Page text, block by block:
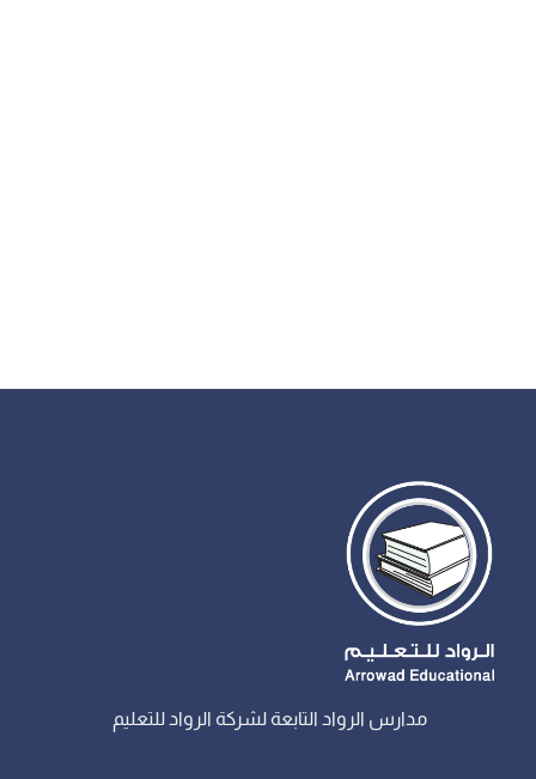
مدارس الرواد التابعة لشركة الرواد للتعليم